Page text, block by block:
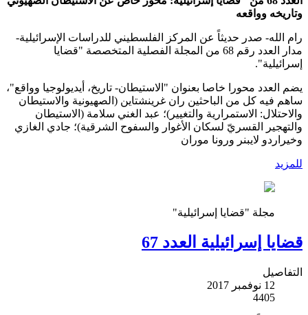
وتاريخه وواقعه
رام الله- صدر حديثاً عن المركز الفلسطيني للدراسات الإسرائيلية-
مدار العدد رقم 68 من المجلة الفصلية المتخصصة "قضايا
إسرائيلية".
يضم العدد محورا خاصا بعنوان "الاستيطان- تاريخ، أيديولوجيا وواقع"،
ساهم فيه كل من الباحثين ران غرينشتاين (الصهيونية والاستيطان
والاحتلال: الاستمرارية والتغيير)؛ عبد الغني سلامة (الاستيطان
والتهجير القسريّ لسكان الأغوار والسفوح الشرقية)؛ جادي الغازي
وخيراردو لايبنر ورونا موران
للمزيد
مجلة "قضايا إسرائيلية"
قضايا إسرائيلية العدد 67
التفاصيل
12 نوفمبر 2017
4405